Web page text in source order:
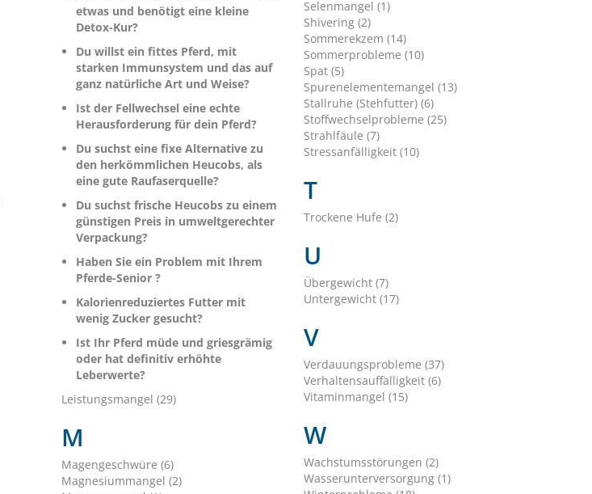
etwas und benötigt eine kleine
Detox-Kur?
Du willst ein fittes Pferd, mit
starken Immunsystem und das auf
ganz natürliche Art und Weise?
Ist der Fellwechsel eine echte
Herausforderung für dein Pferd?
Du suchst eine fixe Alternative zu
den herkömmlichen Heucobs, als
eine gute Raufaserquelle?
Du suchst frische Heucobs zu einem
günstigen Preis in umweltgerechter
Verpackung?
Haben Sie ein Problem mit Ihrem
Pferde-Senior ?
Kalorienreduziertes Futter mit
wenig Zucker gesucht?
Ist Ihr Pferd müde und griesgrämig
oder hat definitiv erhöhte
Leberwerte?
Leistungsmangel (29)
M
Magengeschwüre (6)
Magnesiummangel (2)
Selenmangel (1)
Shivering (2)
Sommerekzem (14)
Sommerprobleme (10)
Spat (5)
Spurenelementemangel (13)
Stallruhe (Stehfutter) (6)
Stoffwechselprobleme (25)
Strahlfäule (7)
Stressanfälligkeit (10)
T
Trockene Hufe (2)
U
Übergewicht (7)
Untergewicht (17)
V
Verdauungsprobleme (37)
Verhaltensauffälligkeit (6)
Vitaminmangel (15)
W
Wachstumsstörungen (2)
Wasserunterversorgung (1)